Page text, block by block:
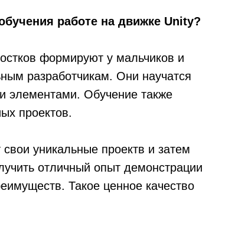
работе на движке Unity?
формируют у мальчиков и
разработчикам. Они научатся
элементами. Обучение также
проектов.
уникальные проектв и затем
отличный опыт демонстрации
Такое ценное качество